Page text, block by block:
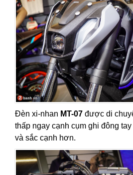
Đèn xi-nhan MT-07 được di
thấp ngay cạnh cụm ghi đông
và sắc cạnh hơn.